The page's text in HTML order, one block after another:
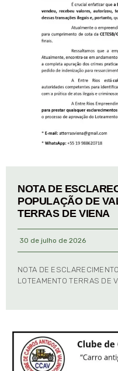
NOTA DE
POPULAÇÃO DE
TERRAS DE VIENA
30 de julho de 2026
NOTA DE
LOTEAMENTO TERRAS DE